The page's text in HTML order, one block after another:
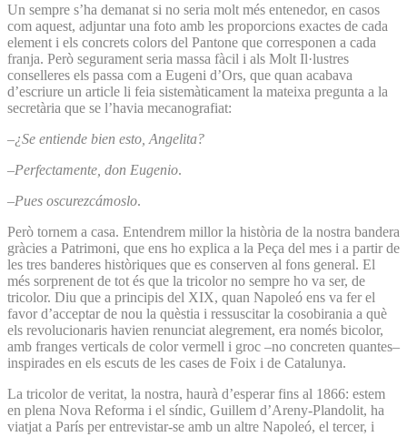
Un sempre s’ha demanat si no seria molt més entenedor, en casos
com aquest, adjuntar una foto amb les proporcions exactes de cada
element i els concrets colors del Pantone que corresponen a cada
franja. Però segurament seria massa fàcil i als Molt Il·lustres
conselleres els passa com a Eugeni d’Ors, que quan acabava
d’escriure un article li feia sistemàticament la mateixa pregunta a la
secretària que se l’havia mecanografiat:
–¿Se entiende bien esto, Angelita?
–Perfectamente, don Eugenio.
–Pues oscurezcámoslo.
Però tornem a casa. Entendrem millor la història de la nostra bandera
gràcies a Patrimoni, que ens ho explica a la Peça del mes i a partir de
les tres banderes històriques que es conserven al fons general. El
més sorprenent de tot és que la tricolor no sempre ho va ser, de
tricolor. Diu que a principis del XIX, quan Napoleó ens va fer el
favor d’acceptar de nou la quèstia i ressuscitar la cosobirania a què
els revolucionaris havien renunciat alegrement, era només bicolor,
amb franges verticals de color vermell i groc –no concreten quantes–
inspirades en els escuts de les cases de Foix i de Catalunya.
La tricolor de veritat, la nostra, haurà d’esperar fins al 1866: estem
en plena Nova Reforma i el síndic, Guillem d’Areny-Plandolit, ha
viatjat a París per entrevistar-se amb un altre Napoleó, el tercer, i